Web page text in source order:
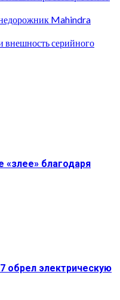
Mahindra
внешность серийного
«злее» благодаря
обрел электрическую